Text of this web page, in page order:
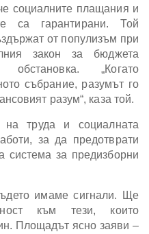
социалните плащания и
са гарантирани. Той
от популизъм при
закон за бюджета
обстановка. „Когато
събрание, разумът го
разум“, каза той.
на труда и социалната
за да предотврати
система за предизборни
имаме сигнали. Ще
към тези, които
Площадът ясно заяви –